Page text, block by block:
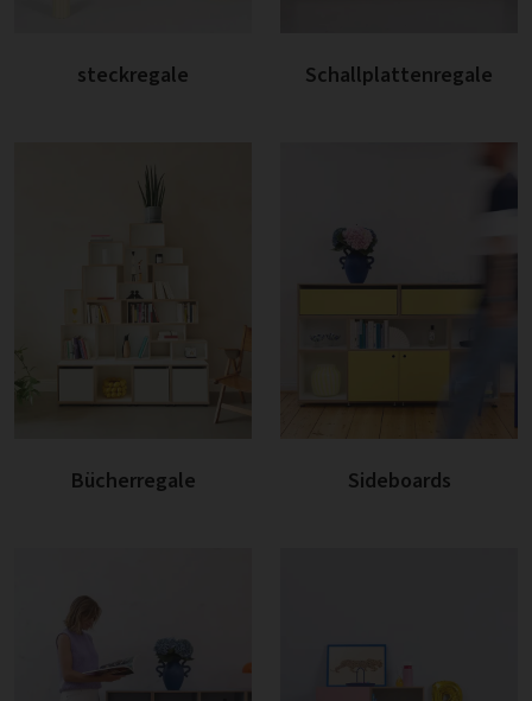
steckregale Schallplattenregale
Bücherregale Sideboards